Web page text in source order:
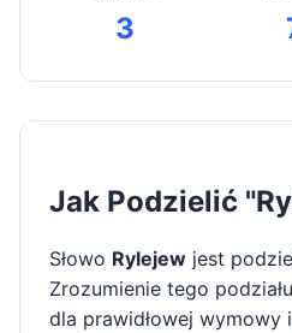
3
Jak Podzielić
Słowo Rylejew jest
Zrozumienie tego
dla prawidłowej wymowy